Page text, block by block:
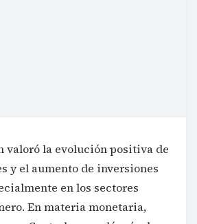
valoró la evolución positiva de
y el aumento de inversiones
en los sectores
En materia monetaria,